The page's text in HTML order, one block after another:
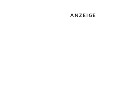
ANZEIGE